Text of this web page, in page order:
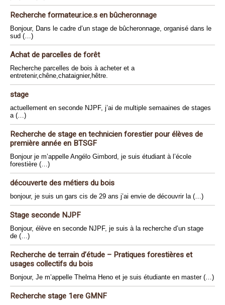
Recherche formateur.ice.s en bûcheronnage
Bonjour, Dans le cadre d’un stage de bûcheronnage, organisé dans le
sud (…)
Achat de parcelles de forêt
Recherche parcelles de bois à acheter et a
entretenir,chêne,chataignier,hêtre.
stage
actuellement en seconde NJPF, j’ai de multiple semaaines de stages
a (…)
Recherche de stage en technicien forestier pour élèves de
première année en BTSGF
Bonjour je m’appelle Angélo Gimbord, je suis étudiant à l’école
forestière (…)
découverte des métiers du bois
bonjour, je suis un gars cis de 29 ans j’ai envie de découvrir la (…)
Stage seconde NJPF
Bonjour, élève en seconde NJPF, je suis à la recherche d’un stage
de (…)
Recherche de terrain d’étude – Pratiques forestières et
usages collectifs du bois
Bonjour, Je m’appelle Thelma Heno et je suis étudiante en master (…)
Recherche stage 1ere GMNF